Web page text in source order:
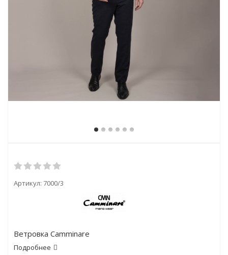
Артикул: 7000/3
Ветровка Camminare
Подробнее